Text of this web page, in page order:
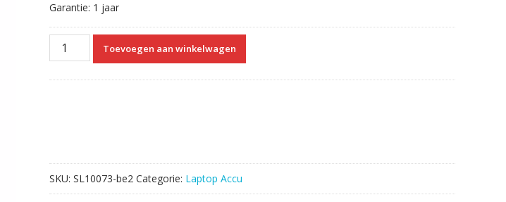
Garantie: 1 jaar
Originele
laptop
Toevoegen aan winkelwagen
SKU: SL10073-be2 Categorie: Laptop Accu